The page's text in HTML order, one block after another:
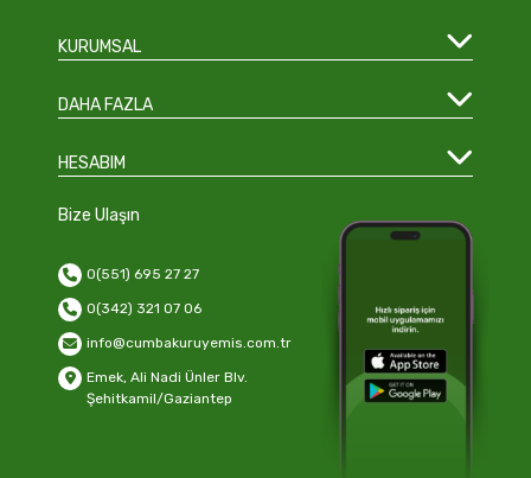
KURUMSAL
DAHA FAZLA
HESABIM
Bize Ulaşın
0(551) 695 27 27
0(342) 321 07 06
info@cumbakuruyemis.com.tr
Emek, Ali Nadi Ünler Blv.
Şehitkamil/Gaziantep